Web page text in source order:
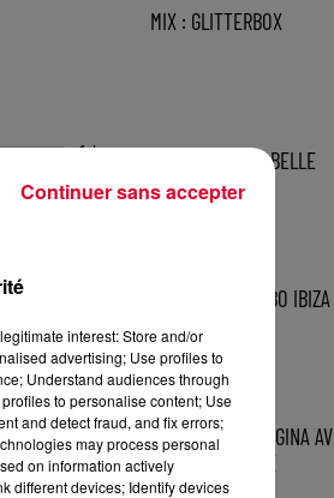
1 h
Play
MIX : GLITTERBOX
MIX FRENCH BY BELLE
BOUTIQUE
MIX : CAFÉ MAMBO IBIZA
MIX : L'HÔTEL RÉGINA
BELLE BOUTIQUE
interest: Store and/or
advertising; Use profiles to
Understand audiences through
to personalise content; Use
and detect fraud, and fix errors;
may process personal
on information actively
different devices; Identify devices
Continuer sans accepter